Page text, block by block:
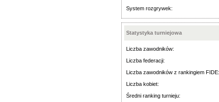
System rozgrywek:
Statystyka turniejowa
Liczba zawodników:
Liczba federacji:
Liczba zawodników z rankingiem FIDE:
Liczba kobiet:
Średni ranking turnieju: